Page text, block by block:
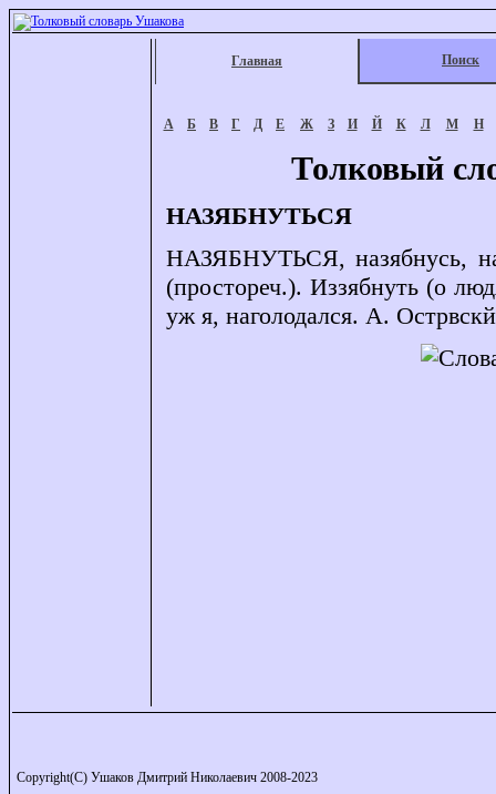
Главная Поиск
А Б В Г Д Е Ж З И Й К Л М Н
Толковый
НАЗЯБНУТЬСЯ
НАЗЯБНУТЬСЯ, назябнусь,
(простореч.). Иззябнуть (о
уж я, наголодался. А.
Copyright(C) Ушаков Дмитрий Николаевич 2008-2023